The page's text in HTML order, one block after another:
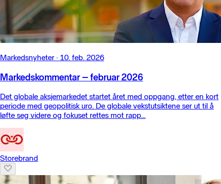
Markedsnyheter · 10. feb. 2026
Markedskommentar – februar 2026
Det globale aksjemarkedet startet året med oppgang, etter en kort
periode med geopolitisk uro. De globale vekstutsiktene ser ut til å
løfte seg videre og fokuset rettes mot rapp...
Storebrand